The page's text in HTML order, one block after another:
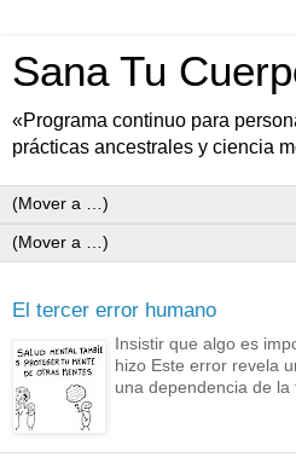
Sana Tu
«Programa continuo para
prácticas ancestrales y ciencia
El tercer error humano
Insistir que algo es
hizo Este error revela
una dependencia de la